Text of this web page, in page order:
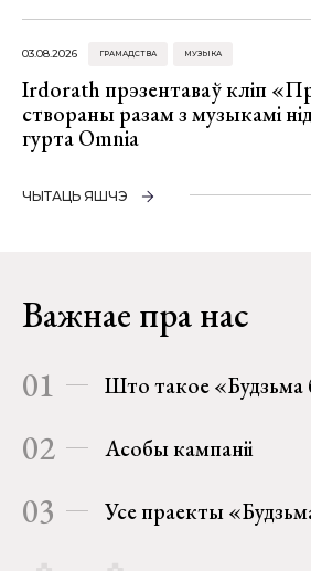
03.08.2026 ГРАМАДСТВА МУЗЫКА
Irdorath прэзентаваў кліп
створаны разам з музыкамі
гурта Omnia
ЧЫТАЦЬ ЯШЧЭ
Важнае пра нас
01 Што такое «Будзьма
02 Асобы кампаніі
03 Усе праекты